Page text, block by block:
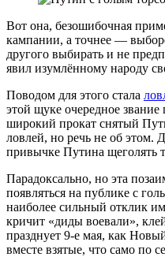
Вот она, безошибочная
кампании, а точнее —
другого выбирать и не
явил изумлённому народу
Поводом для этого стала
этой щуке очередное
широкий прокат снятый
ловлей, но речь не об этом.
привычке Путина щеголять
Парадоксально, но эта
появляться на публике с
наиболее сильный отклик
кричит «диды воевали»,
празднует 9-е мая, как
вместе взятые, что само по